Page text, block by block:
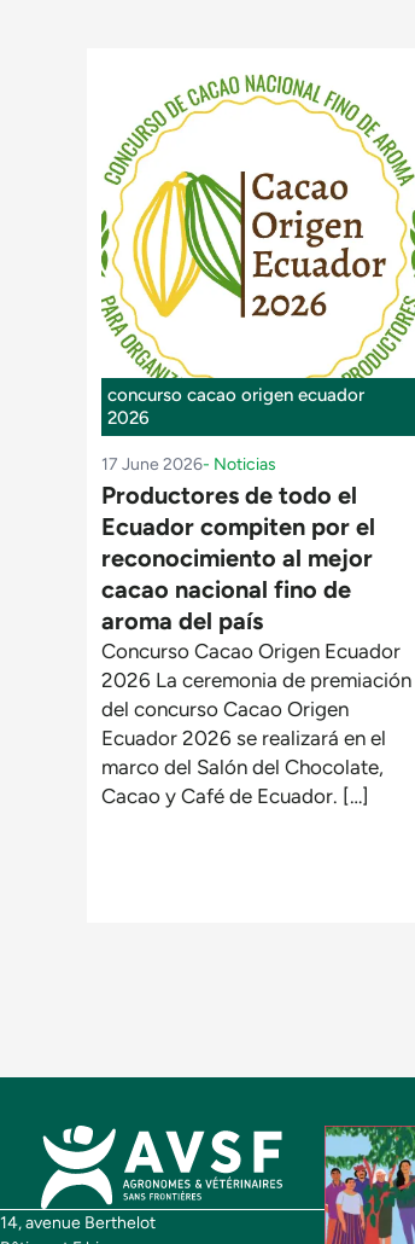
concurso cacao origen ecuador
2026
17 June 2026- Noticias
Productores de todo el
Ecuador compiten por el
reconocimiento al mejor
cacao nacional fino de
aroma del país
Concurso Cacao Origen Ecuador
2026 La ceremonia de premiación
del concurso Cacao Origen
Ecuador 2026 se realizará en el
marco del Salón del Chocolate,
Cacao y Café de Ecuador. […]
14, avenue Berthelot